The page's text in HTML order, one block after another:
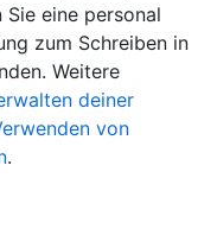
eine personal
zum Schreiben in
Weitere
deiner
von
.